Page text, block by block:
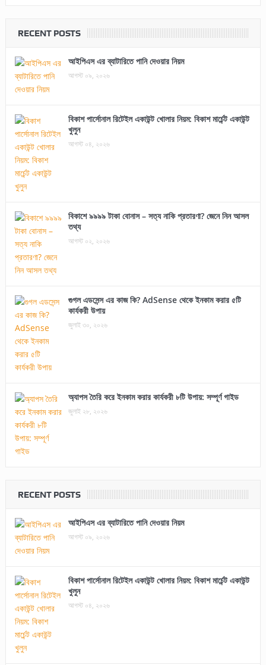
RECENT POSTS
আইপিএস এর ব্যাটারিতে পানি দেওয়ার নিয়ম
আগস্ট ০৯, ২০২৬
বিকাশ পার্সোনাল রিটেইল একাউন্ট খোলার নিয়ম: বিকাশ মার্চেন্ট একাউন্ট
খুলুন
আগস্ট ০৪, ২০২৬
বিকাশে ৯৯৯৯ টাকা বোনাস – সত্য নাকি প্রতারণা? জেনে নিন আসল
তথ্য
আগস্ট ০২, ২০২৬
গুগল এডসেন্স এর কাজ কি? AdSense থেকে ইনকাম করার ৫টি
কার্যকরী উপায়
জুলাই ৩০, ২০২৬
অ্যাপস তৈরি করে ইনকাম করার কার্যকরী ৮টি উপায়: সম্পূর্ণ গাইড
জুলাই ২৮, ২০২৬
RECENT POSTS
আইপিএস এর ব্যাটারিতে পানি দেওয়ার নিয়ম
আগস্ট ০৯, ২০২৬
বিকাশ পার্সোনাল রিটেইল একাউন্ট খোলার নিয়ম: বিকাশ মার্চেন্ট একাউন্ট
খুলুন
আগস্ট ০৪, ২০২৬